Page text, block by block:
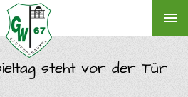
steht vor der Tür